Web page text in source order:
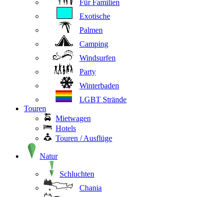
Für Familien
Exotische
Palmen
Camping
Windsurfen
Party
Winterbaden
LGBT Strände
Touren
Mietwagen
Hotels
Touren / Ausflüge
Natur
Schluchten
Chania